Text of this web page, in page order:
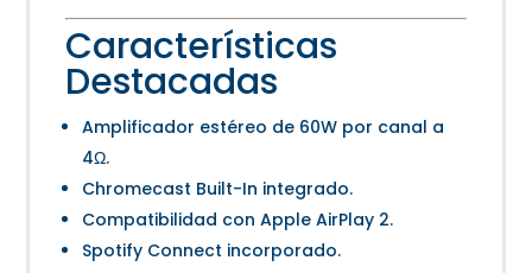
Características
Destacadas
Amplificador estéreo de 60W por canal a
4Ω.
Chromecast Built-In integrado.
Compatibilidad con Apple AirPlay 2.
Spotify Connect incorporado.